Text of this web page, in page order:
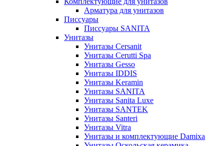
Арматура для унитазов
Писсуары
Писсуары SANITA
Унитазы
Унитазы Cersanit
Унитазы Cerutti Spa
Унитазы Gesso
Унитазы IDDIS
Унитазы Keramin
Унитазы SANITA
Унитазы Sanita Luxe
Унитазы SANTEK
Унитазы Santeri
Унитазы Vitra
Унитазы и комплектующие Damixa